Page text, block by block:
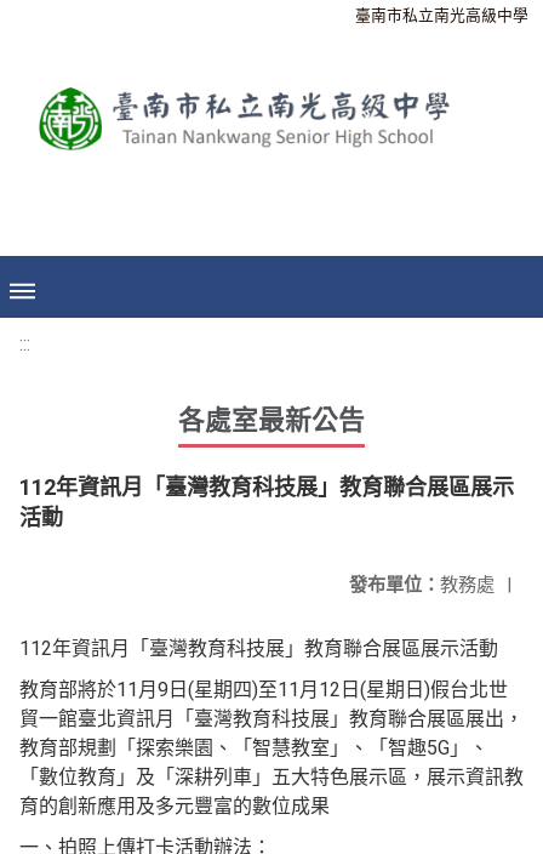
臺南市私立南光高級中學
:::
各處室最新公告
112年資訊月「臺灣教育科技展」教育聯合展區展示
活動
發布單位： 教務處 |
112年資訊月「臺灣教育科技展」教育聯合展區展示活動
教育部將於11月9日(星期四)至11月12日(星期日)假台北世
貿一館臺北資訊月「臺灣教育科技展」教育聯合展區展出，
教育部規劃「探索樂園、「智慧教室」、「智趣5G」、
「數位教育」及「深耕列車」五大特色展示區，展示資訊教
育的創新應用及多元豐富的數位成果
一、拍照上傳打卡活動辦法：